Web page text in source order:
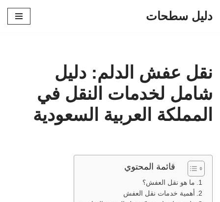
دليل سطحات
نقل عفش الدلم: دليل
شامل لخدمات النقل في
المملكة العربية السعودية
قائمة المحتوي
ما هو نقل العفش؟
أهمية خدمات نقل العفش